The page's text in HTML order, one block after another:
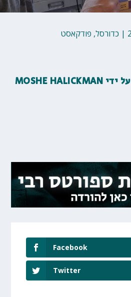
| כדורסל, פודקאסט
על ידי MOSHE HALICKMAN
Facebook
Twitter